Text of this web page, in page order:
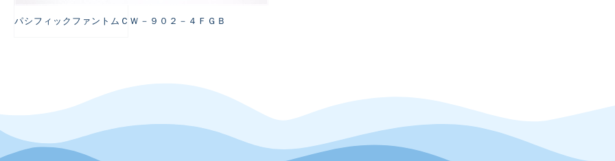
パシフィックファントムＣＷ－９０２－４ＦＧＢ